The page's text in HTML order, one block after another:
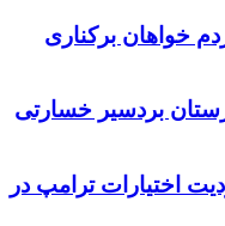
خواهان برکناری
شهرستان بردسیر خسارتی
اختیارات ترامپ در